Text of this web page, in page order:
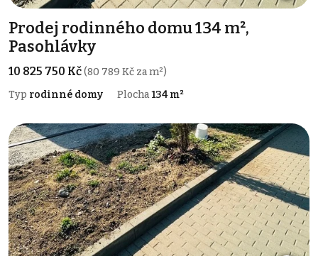
Prodej rodinného domu 134 m²,
Pasohlávky
10 825 750 Kč(80 789 Kč za m²)
Typ rodinné domy Plocha134 m²